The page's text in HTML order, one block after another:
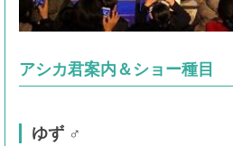
アシカ君案内＆ショー種目
ゆず ♂